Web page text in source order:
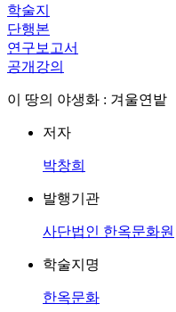
학술지
단행본
연구보고서
공개강의
이 땅의 야생화 : 겨울연밭
저자
박창희
발행기관
사단법인 한옥문화원
학술지명
한옥문화